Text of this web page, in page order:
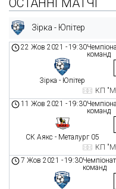
ОСТАННІ МАТЧІ
Зірка - Юпітер
команд
22 Жов 2021 -19:30
Зірка - Юпітер
КП
команд
11 Жов 2021 -19:30
СК Аякс - Металург 05
КП
команд
7 Жов 2021 -19:30